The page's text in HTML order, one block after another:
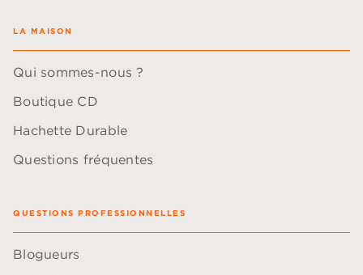
LA MAISON
Qui sommes-nous ?
Boutique CD
Hachette Durable
Questions fréquentes
QUESTIONS PROFESSIONNELLES
Blogueurs